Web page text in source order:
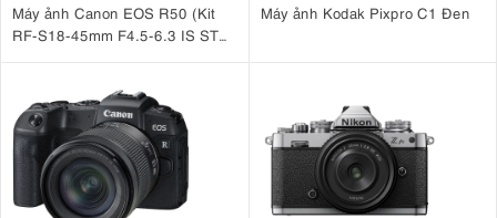
Máy ảnh Canon EOS R50 (Kit
RF-S18-45mm F4.5-6.3 IS STM
Máy ảnh Kodak Pixpro C1 Đen